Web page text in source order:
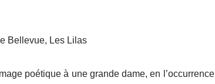
Bellevue, Les Lilas
poétique à une grande dame, en l’occurrence